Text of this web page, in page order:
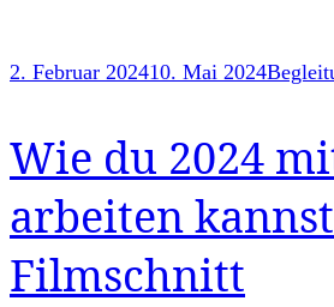
2. Februar 202410. Mai 2024
Wie du 2024
arbeiten
Filmschnitt